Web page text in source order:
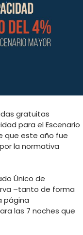
gratuitas
para el Escenario
que este año fue
la normativa
Único de
–tanto de forma
página
las 7 noches que